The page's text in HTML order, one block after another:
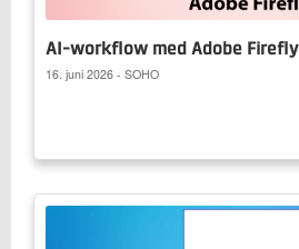
AI-workflow med Adobe Firefly
16. juni 2026 - SOHO